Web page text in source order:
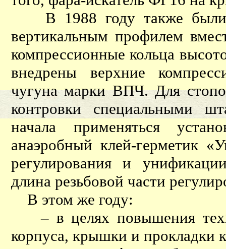
В 1988 году также были
вертикальным профилем
компрессионные кольца
внедрены верхние
чугуна марки ВПЧ. Для
контровки специальными
начала применяться
анаэробный клей-герметик
регулирования и
длина резьбовой части
В этом же году:
– в целях повышения
корпуса, крышки и прокладки